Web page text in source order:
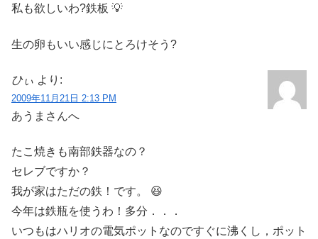
私も欲しいわ?鉄板 💡
生の卵もいい感じにとろけそう?
ひぃ より:
2009年11月21日 2:13 PM
あうまさんへ
たこ焼きも南部鉄器なの？
セレブですか？
我が家はただの鉄！です。 😆
今年は鉄瓶を使うわ！多分．．．
いつもはハリオの電気ポットなのですぐに沸くし，ポット